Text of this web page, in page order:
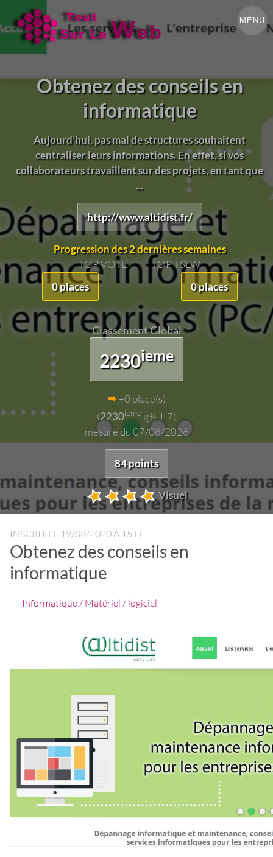
MENU
Obtenez des conseils en
informatique
Aujourd’hui, pas mal de structures souhaitent
centraliser leurs informations. En effet, si vos
collaborateurs travaillent sur des projets, en tant que
...
http://www.altidist.fr/
Progression des 2 dernières semaines
TOP VOTE
0 places
TOP TSLW
0 places
Classement Global
2230ieme
+0 place(s)
(2230iemeï¿½ J-7)
mesure du 07/08/2026
84 points
Visuel
INSCRIT LE 19/03/2020 À 15 H
Obtenez des conseils en
informatique
Informatique / Matériel / logiciel